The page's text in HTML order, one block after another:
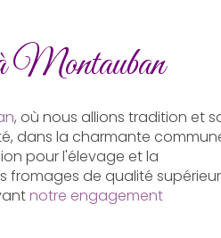
Montauban
, où nous allions tradition et
dans la charmante
pour l'élevage et la
de qualité
notre engagement